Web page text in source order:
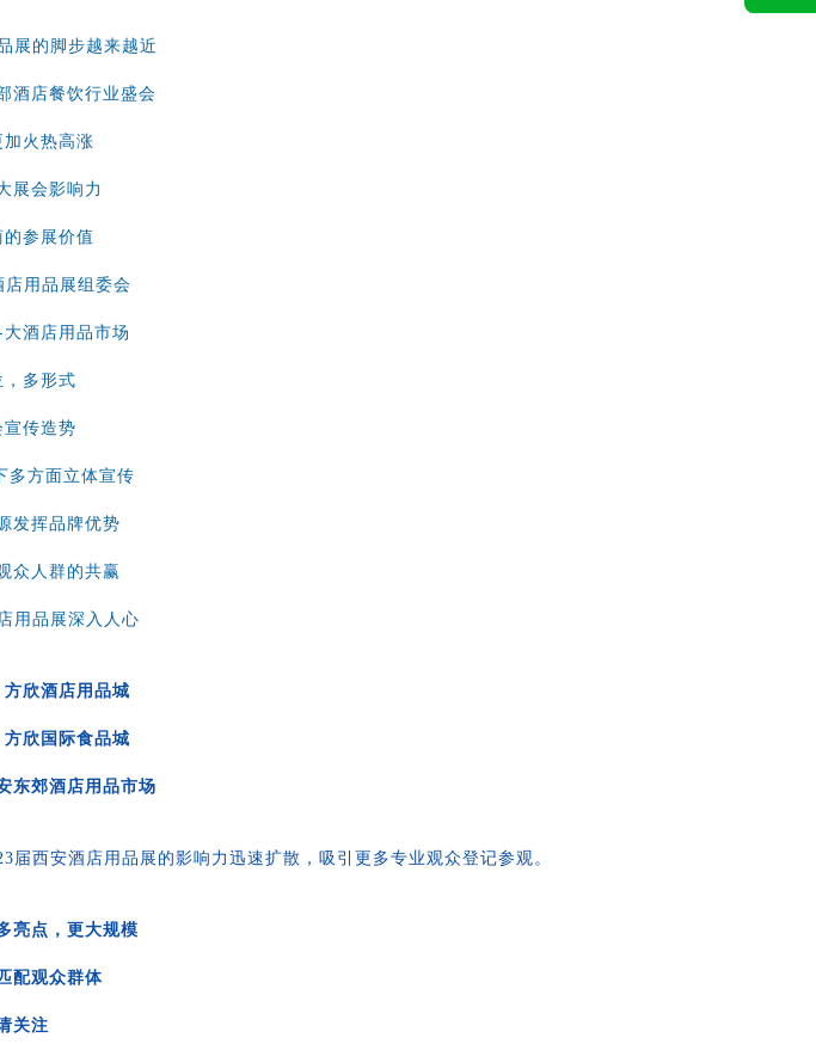
展的脚步越来越近
酒店餐饮行业盛会
加火热高涨
展会影响力
参展价值
店用品展组委会
酒店用品市场
，多形式
宣传造势
多方面立体宣传
发挥品牌优势
众人群的共赢
用品展深入人心
欣酒店用品城
欣国际食品城
东郊酒店用品市场
西安酒店用品展的影响力迅速扩散，吸引更多专业观众登记参观。
亮点，更大规模
配观众群体
关注